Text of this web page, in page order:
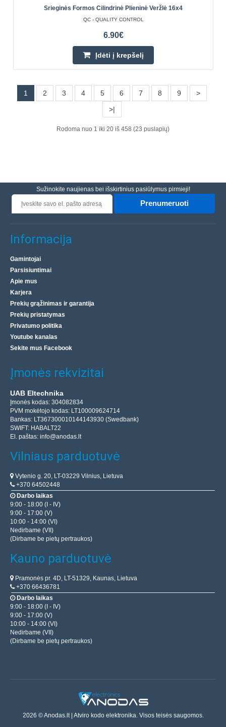
Įdėti į krepšelį
Srieginės formos cilindrinė plieninė veržlė 30x6
QC - QUALITY CONTROL
Ilgis (L): 45 mm Išorinis skersmuo (ØD): 60 mm
sriegio kryptis..
14.60€
Parduotuvėje Vilniuje NĖRA
Veržlės blokas – skirtas 8 mm ACME srieginiam
strypui TR8x2
OEM
Šis 8 mm „Acme Nut Block“ skirtas dviem tikslams, nes jį
naudojant M5 nailonines veržles ir 15 mm M5 varž..
8.50€
Parduotuvėje Vilniuje YRA
Parduotuvėje Kaune NĖRA
Centriniame Sandėlyje YRA
Srieginės Formos Cilindrinė Plieninė Veržlė 16x4
QC - QUALITY CONTROL
6.90€
Įdėti į krepšelį
1 2 3 4 5 6 7 8 9
>
>|
Rodoma nuo 1 iki 20 iš 458 (23 puslapių)
Sužinokite naujienas bei išskirtinius pasiūlymus pirmieji!
Prenumeruoti
Informacija
Gamintojai
Parsisiuntimai
Apie mus
Karjera
Prekių grąžinimas ir garantija
Prekių pristatymas
Privatumo politika
Youtube kanalas
Sekite mus Facebook
Įmonės rekvizitai
UAB Eltechnika
Įmonės kodas: 304082834
PVM mokėtojo kodas: LT100009624714
Bankas: LT367300010144143930 (Swedbank)
SWIFT: HABALT22
El. paštas: info@anodas.lt
Vilniaus parduotuvė
Vytenio g. 20, LT-03229 Vilnius, Lietuva
+370 64502448
Darbo laikas
9:00 - 18:00 (I - IV)
9:00 - 17:00 (V)
10:00 - 14:00 (VI)
Nedirbame (VII)
(Dirbame be pietų pertraukos)
Kauno parduotuvė
Pramonės pr. 4D, LT-51329, Kaunas, Lietuva
+370 66436781
Darbo laikas
9:00 - 18:00 (I - IV)
9:00 - 17:00 (V)
10:00 - 14:00 (VI)
Nedirbame (VII)
(Dirbame be pietų pertraukos)
2026 © Anodas.lt | Atviro kodo elektronika. Visos teisės saugomos.